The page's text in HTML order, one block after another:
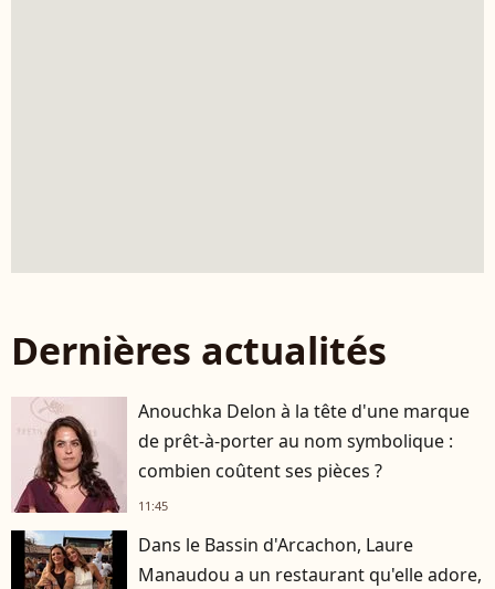
Dernières actualités
Anouchka Delon à la tête d'une marque
de prêt-à-porter au nom symbolique :
combien coûtent ses pièces ?
11:45
Dans le Bassin d'Arcachon, Laure
Manaudou a un restaurant qu'elle adore,